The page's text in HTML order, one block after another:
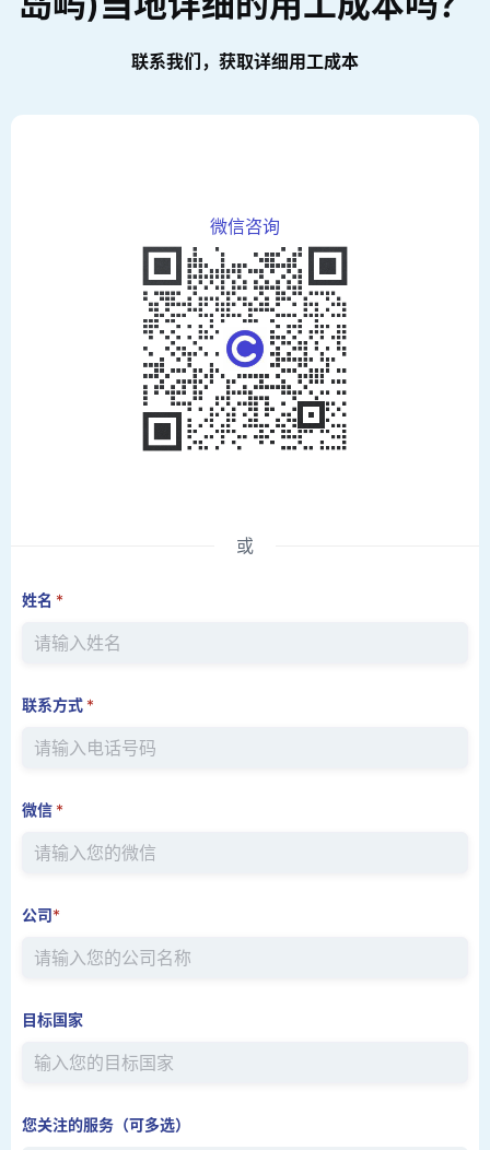
联系我们，获取详细用工成本
微信咨询
或
姓名 *
联系方式 *
微信 *
公司*
目标国家
您关注的服务（可多选）